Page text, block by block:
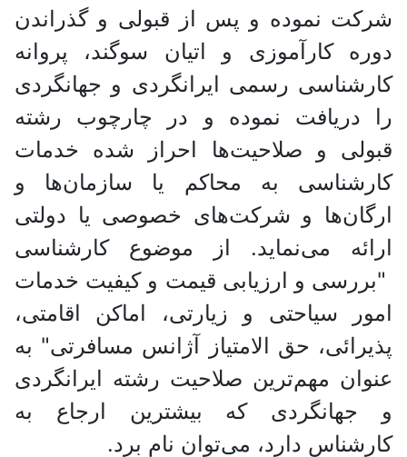
شرکت نموده و پس از قبولی و گذراندن
دوره کارآموزی و اتیان سوگند، پروانه
کارشناسی رسمی ایرانگردی و جهانگردی
را دریافت نموده و در چارچوب رشته
قبولی و صلاحیت‌ها احراز شده خدمات
کارشناسی به محاکم یا سازمان‌ها و
ارگان‌ها و شرکت‌های خصوصی یا دولتی
ارائه می‌نماید. از موضوع کارشناسی
"بررسی و ارزیابی قیمت و کیفیت خدمات
امور سیاحتی و زیارتی، اماکن اقامتی،
پذیرائی، حق الامتیاز آژانس مسافرتی" به
عنوان مهم‌ترین صلاحیت رشته ایرانگردی
و جهانگردی که بیشترین ارجاع به
کارشناس دارد، می‌توان نام برد.